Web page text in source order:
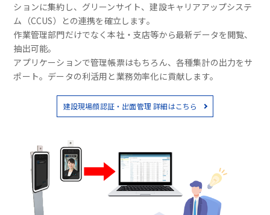
ションに集約し、グリーンサイト、建設キャリアアップシステ
ム（CCUS）との連携を確立します。
作業管理部門だけでなく本社・支店等から最新データを閲覧、
抽出可能。
アプリケーションで管理帳票はもちろん、各種集計の出力をサ
ポート。データの利活用と業務効率化に貢献します。
建設現場顔認証・出面管理 詳細はこちら